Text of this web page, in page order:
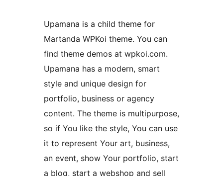
Upamana is a child theme for
Martanda WPKoi theme. You can
find theme demos at wpkoi.com.
Upamana has a modern, smart
style and unique design for
portfolio, business or agency
content. The theme is multipurpose,
so if You like the style, You can use
it to represent Your art, business,
an event, show Your portfolio, start
a blog, start a webshop and sell